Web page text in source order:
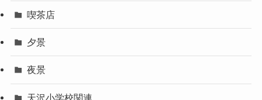
喫茶店
夕景
夜景
天沢小学校関連